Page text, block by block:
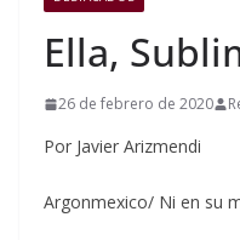
Ella,
26 de febrero de 2020
Por Javier Arizmendi
Argonmexico/ Ni en su